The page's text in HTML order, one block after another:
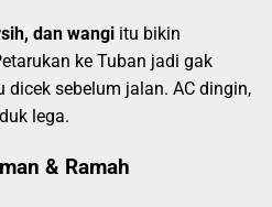
dan wangi itu bikin
ke Tuban jadi gak
dicek sebelum jalan. AC dingin,
lega.
& Ramah